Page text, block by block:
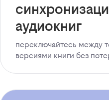
аудиокниг
переключайтесь между
версиями книги без